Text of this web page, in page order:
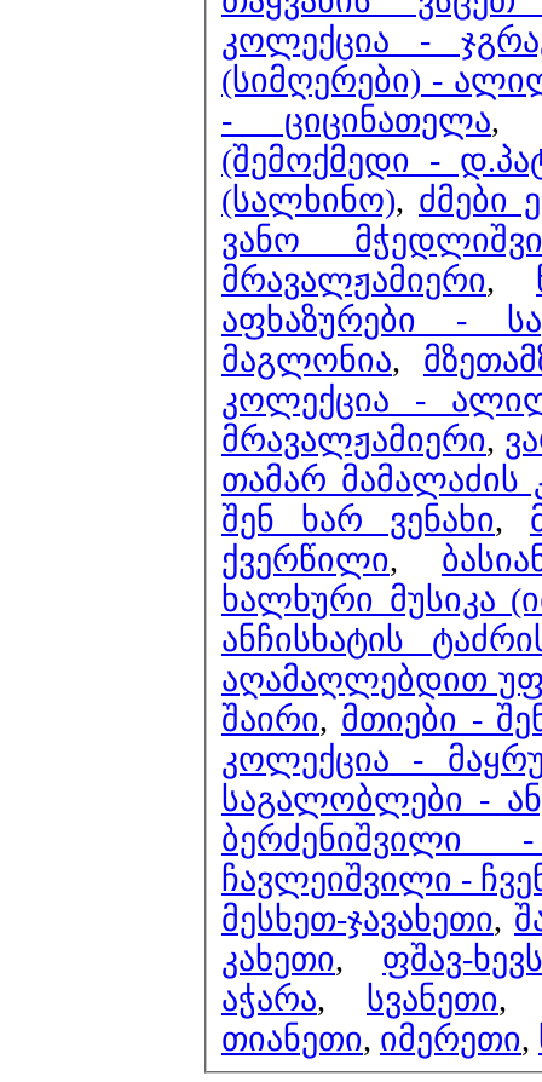
კოლექცია -
(სიმღერები) -
- ციცინათელა
(შემოქმედი -
(სალხინო), ძმები
ვანო
მრავალჟამიერი,
აფხაზურები -
მაგლონია,
კოლექცია -
მრავალჟამიერი,
თამარ
შენ ხარ ვენახი,
ქვერწილი,
ხალხური მუსიკა
ანჩისხატის
აღამაღლებდით
შაირი, მთიები -
კოლექცია -
საგალობლები -
ჩავლეიშვილი -
მესხეთ-ჯავახეთი,
კახეთი, ფშავ-
აჭარა, სვანეთი
თიანეთი, იმერეთი,